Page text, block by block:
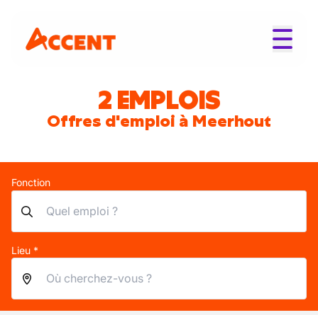
2 EMPLOIS
Offres d'emploi à Meerhout
Fonction
Lieu *